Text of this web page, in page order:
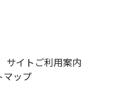
サイトご利用案内
マップ